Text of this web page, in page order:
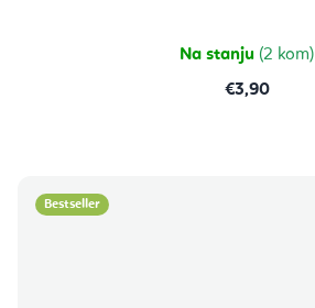
Na stanju (2 kom)
€3,90
Bestseller